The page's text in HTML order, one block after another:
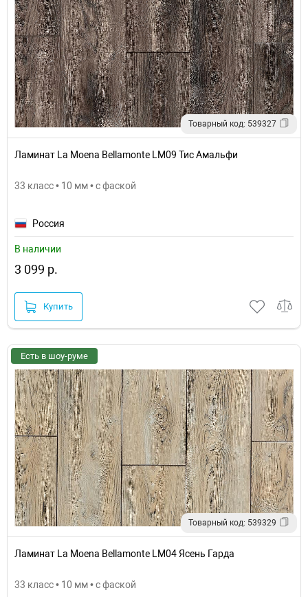
Товарный код: 539327
Ламинат La Moena Bellamonte LM09 Тис Амальфи
33 класс • 10 мм • с фаской
Россия
В наличии
3 099 р.
Купить
Есть в шоу-руме
Товарный код: 539329
Ламинат La Moena Bellamonte LM04 Ясень Гарда
33 класс • 10 мм • с фаской